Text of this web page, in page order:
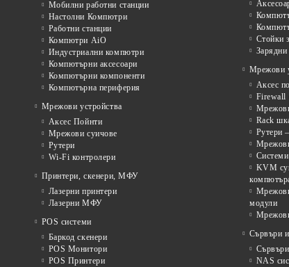
Мобилни работни станции
Настолни Компютри
Работни станции
Компютри AiO
Индустриални компютри
Компютърни аксесоари
Компютърни компоненти
Компютърна периферия
Мрежови устройства
Аксес Пойнти
Мрежови суичове
Рутери
Wi-Fi контролери
Принтери, скенери, МФУ
Лазерни принтери
Лазерни МФУ
POS системи
Баркод скенери
POS Монитори
POS Принтери
Стойки
Мрежови
Аксес
Firewall
Rack
Рутери
KVM
модули
Сървъри
NAS